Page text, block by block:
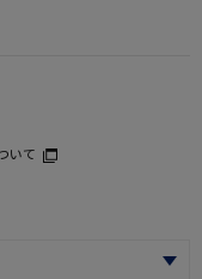
いて